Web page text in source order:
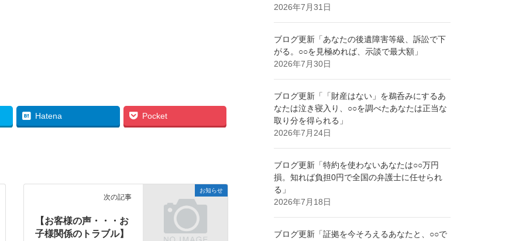
Hatena Pocket
お知らせ
次の記事
【お客様の声・・・お
子様関係のトラブル】
2026年7月31日
ブログ更新「あなたの後遺障害等級、訴訟で下
がる。○○を見極めれば、示談で最大額」
2026年7月30日
ブログ更新「「財産はない」を鵜呑みにするあ
なたは泣き寝入り、○○を調べたあなたは正当な
取り分を得られる」
2026年7月24日
ブログ更新「特約を使わないあなたは○○万円
損。知れば負担0円で全国の弁護士に任せられ
る」
2026年7月18日
ブログ更新「証拠を今そろえるあなたと、○○で